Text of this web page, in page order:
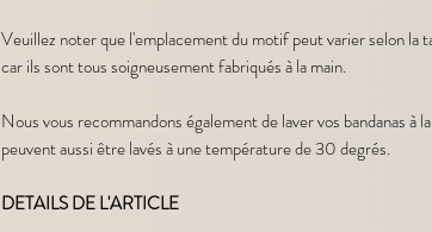
Veuillez noter que l'emplacement du motif peut varier selon la
car ils sont tous soigneusement fabriqués à la main.
Nous vous recommandons également de laver vos bandanas à
peuvent aussi être lavés à une température de 30 degrés.
DETAILS DE L'ARTICLE